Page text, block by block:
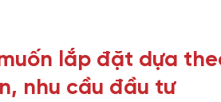
lắp đặt dựa
nhu cầu đầu tư